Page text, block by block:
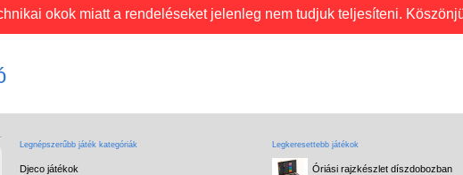
okok miatt a rendeléseket jelenleg nem tudjuk teljesíteni.
Legnépszerűbb játék kategóriák
Djeco játékok
Legkeresettebb játékok
Óriási rajzkészlet díszdobozban